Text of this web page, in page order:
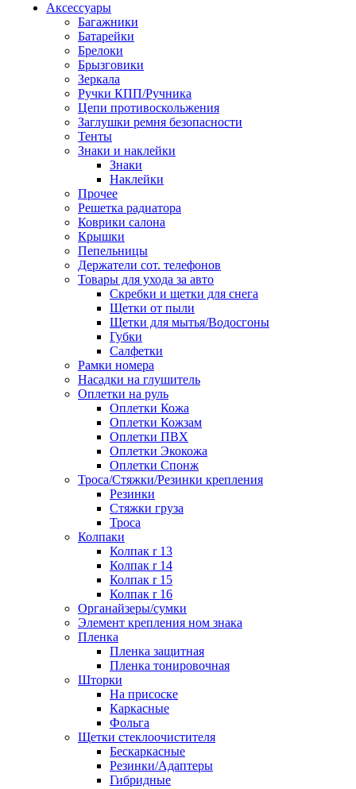
Аксессуары
Багажники
Батарейки
Брелоки
Брызговики
Зеркала
Ручки КПП/Ручника
Цепи противоскольжения
Заглушки ремня безопасности
Тенты
Знаки и наклейки
Знаки
Наклейки
Прочее
Решетка радиатора
Коврики салона
Крышки
Пепельницы
Держатели сот. телефонов
Товары для ухода за авто
Скребки и щетки для снега
Щетки от пыли
Щетки для мытья/Водосгоны
Губки
Салфетки
Рамки номера
Насадки на глушитель
Оплетки на руль
Оплетки Кожа
Оплетки Кожзам
Оплетки ПВХ
Оплетки Экокожа
Оплетки Спонж
Троса/Стяжки/Резинки крепления
Резинки
Стяжки груза
Троса
Колпаки
Колпак r 13
Колпак r 14
Колпак r 15
Колпак r 16
Органайзеры/сумки
Элемент крепления ном знака
Пленка
Пленка защитная
Пленка тонировочная
Шторки
На присоске
Каркасные
Фольга
Щетки стеклоочистителя
Бескаркасные
Резинки/Адаптеры
Гибридные